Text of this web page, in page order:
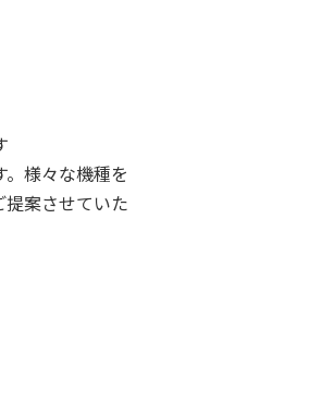
様々な機種を
提案させていた